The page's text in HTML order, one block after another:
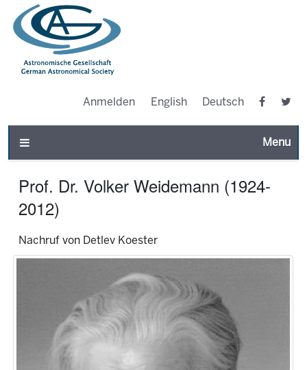
Anmelden English Deutsch
Toggle
Prof. Dr. Volker Weidemann (1924-
2012)
Nachruf von Detlev Koester